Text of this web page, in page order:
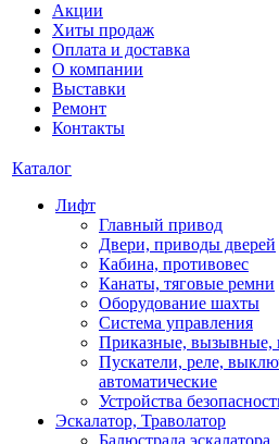
Акции
Хиты продаж
Оплата и доставка
О компании
Выставки
Ремонт
Контакты
Каталог
Лифт
Главный привод
Двери, приводы дверей
Кабина, противовес
Канаты, тяговые ремни
Оборудование шахты
Система управления
Приказные, вызывные,
Пускатели, реле,
автоматические
Устройства
Эскалатор, Траволатор
Балюстрада эскалатора